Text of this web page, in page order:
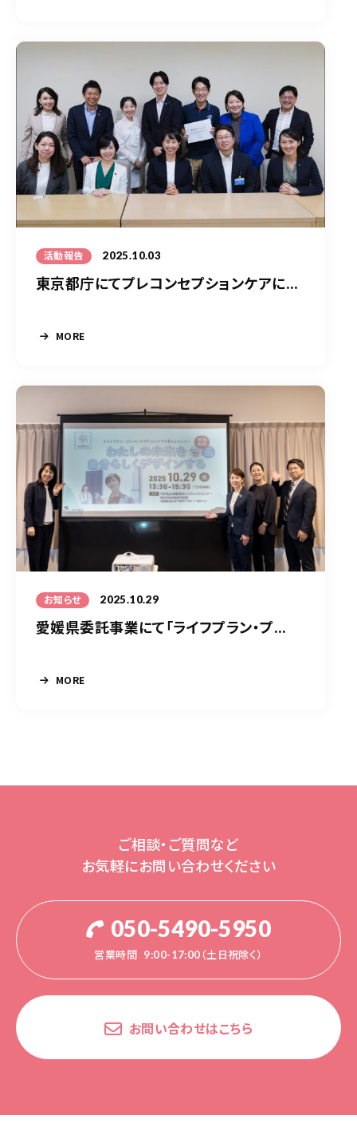
活動報告 2025.10.03
東京都庁にてプレコンセプションケアに...
MORE
お知らせ 2025.10.29
愛媛県委託事業にて「ライフプラン・プ...
MORE
ご相談・ご質問など
お気軽にお問い合わせください
050-5490-5950
営業時間 9:00-17:00（土日祝除く）
お問い合わせはこちら